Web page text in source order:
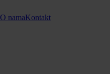
O namaKontakt